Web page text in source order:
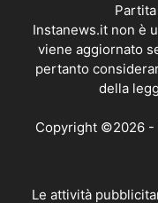
Instanews.it non è
viene aggiornato
pertanto
della
Copyright ©2026
Le attività